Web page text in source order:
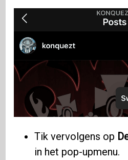
Tik vervolgens op
in het pop-upmenu.